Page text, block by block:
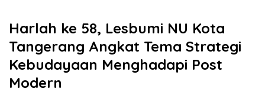
Harlah ke 58, Lesbumi NU Kota
Tangerang Angkat Tema Strategi
Kebudayaan Menghadapi Post
Modern